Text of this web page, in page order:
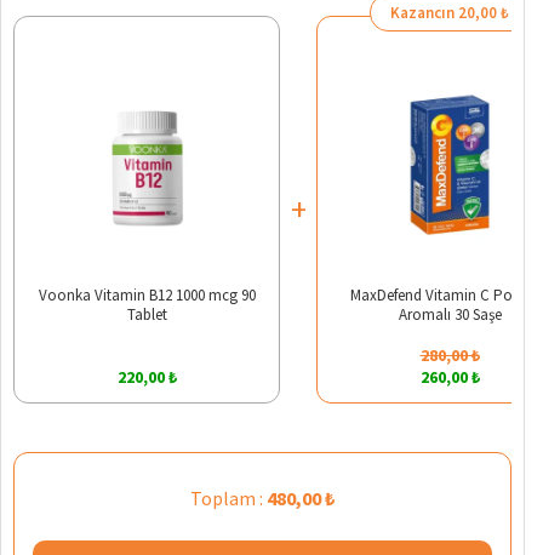
Voonka Vitamin B12 1000 mcg 90
Tablet
220,00 ₺
+
Kazancın 20,00 ₺
MaxDefend Vitamin C
Aromalı 30 Saşe
280,00 ₺
260,00 ₺
Toplam : 480,00 ₺